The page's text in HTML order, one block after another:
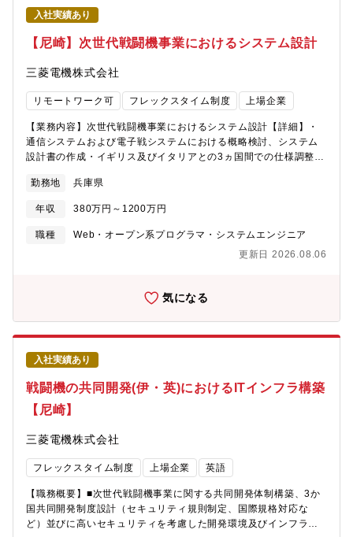
貢献するという大きな達成感と充実感を得ることができます。＜
隣接する横浜ダイヤビルの最上階30階～27階にオフィスがありま
いを臨む見通しの良い快適な環境で業務を行うことができます。
連携・品質向上に向けたソフトウェア品質保証活動やプロセス改
善活動の推進2．技術習得担当いただく業務にもよりますが、次の
ような技術習得や経験が可能です。・ソフトウェア品質管理技
術・プロジェクト管理技術・国内外の電力制度・電力システムの
理解３．プロジェクト概要担当していただくプロジェクトの概要
は次の通りです。・顧客：エネルギー事業者(送配電事業者・発電
事業者・小売電気事業者)が中心・予算規模：数億円～数十億円・
開発期間：0.5年～4年・プロジェクト人員規模：10名～数百名程
度【採用背景】地球温暖化に対して、脱炭素の推進が地球規模の
課題となっています。電力ICTシステム部は、分散型電源運用、電
力需給管理やデジタルエナジー通信システムなどのシステムイン
や、電力利用の効率化を実現するエネルギーソリューションによ
す。国内外で高まる電力ICTシステムのニーズに対して、我々と一
緒に取り組んでいただける仲間を募集します！★電力システム製
https://www.mitsubishielectric.co.jp/ictpowersystem/★「電力
https://www.mitsubishielectric.co.jp/factory-
projectme/system/report.html【開発ツール・環境・言語】・
Java(システム)/C言語(通信機器)・Linux/Windows・
Oracle/PostgreSQL・各種クラウドサービス(AWS、Azure)【配
属部門】■電力ICTシステム部 品質管理課【配属先ミッション】
■電力ICTシステム部再生可能エネルギーの利用拡大や、電力利用
の効率化を実現するデジタルエナジ―ソリューション(システム・
関連機器)の提案活動及びインテグレーション(設計・製造・テス
ト・品質管理、保守）。■品質管理課電力ICTシステム部のシステ
スのイメージ】ご経験にもよりますが、入社後、プロジェクトに
質管理担当者(テスト計画の策定、テストの管理・実施、データ収
リーダー(問題の分析と改善提案、品質指導、品質規程の改定)を経
て、品質管理マネージャー(品質計画の策定・推進)として活躍して
いただきます。
入社実績あり
【尼崎】次世代戦闘機事業におけるシステム設計
三菱電機株式会社
リモートワーク可 フレックスタイム制度 上場企業
【業務内容】次世代戦闘機事業におけるシステム設計【詳細】・
通信システムおよび電子戦システムにおける概略検討、システム
設計書の作成・イギリス及びイタリアとの3ヵ国間での仕様調整
イタリアの3ヵ国で開発する事が2022年に防衛省より公表され、
2035年の導入が予定されています。同社は次期戦闘機に搭載する
ミッションアビオニクスシステムの日本の代表企業に選定され、
イギリスとイタリアの代表企業と共同開発を進めています。先代
である事から、実に34年ぶりとなります。当該事業は滅多にない
戦闘機の開発がこれから本格化しますので、体制強化の為に一緒
に事業推進いただける方々を募集しています。★電子通信システ
ム製作所について「電子情報通信の三菱電機」をリードする製作
所として、電波・光・通信等に関連する最先端の高度な技術を保
有しており、これまでも多くの歴史的・国際的なプロジェクトを
担ってきました。長年培ってきた先進技術で世界に貢献する事業
を推進しています。
https://www.mitsubishielectric.co.jp/saiyo/graduates/philosophy/
かせる技術・スキル】・無線通信技術、有線通信技術、ネットワ
ェア制御技術・英語力【同ポジションの魅力】次世代の戦闘機開
発事業は滅多になく、日本としては初めてのイギリス・イタリア
との3ヵ国共同開発であることから、エンジニア・社会人として貴
ェクトをご経験いただくことで、幅広いスキルが身につきます。
【求める人物像】■周囲の関係者と積極的に連携を取りながら、リ
ーダシップを発揮し、プロジェクトを推進できる方■物事に粘り強
勤務地 兵庫県
年収 380万円～1200万円
職種
Web・オープン系プログラマ・システムエンジニア
更新日 2026.08.06
気になる
入社実績あり
戦闘機の共同開発(伊・英)におけるITインフラ構築
【尼崎】
三菱電機株式会社
フレックスタイム制度 上場企業 英語
【職務概要】■次世代戦闘機事業に関する共同開発体制構築、3か
国共同開発制度設計（セキュリティ規則制定、国際規格対応な
ど）並びに高いセキュリティを考慮した開発環境及びインフラ構